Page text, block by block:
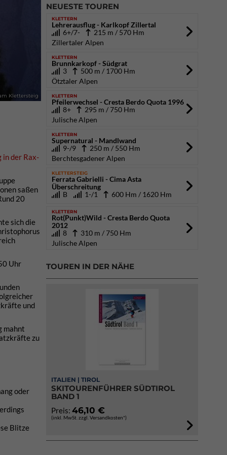
Klettersteig
in der Rax-
saßen
20
sich die
Uhr
und
mahnt
zu
oder
Blitze
NEUESTE TOUREN
KLETTERN
Lehrerausflug - Karlkopf Zillertal
6+/7-
215 m / 570 Hm
Zillertaler Alpen
KLETTERN
Brunnkarkopf - Südgrat
3
500 m / 1700 Hm
Ötztaler Alpen
KLETTERN
Pfeilerwechsel - Cresta Berdo Quota 1996
8+
295 m / 750 Hm
Julische Alpen
KLETTERN
Supernatural - Mandlwand
9-/9
250 m / 550 Hm
Berchtesgadener Alpen
KLETTERSTEIG
Ferrata Gabrielli - Cima Asta
Überschreitung
B
1-/1 600 Hm / 1620 Hm
KLETTERN
Rot(Punkt)Wild - Cresta Berdo Quota
2012
8
310 m / 750 Hm
Julische Alpen
TOUREN IN DER NÄHE
ITALIEN | TIROL
SKITOURENFÜHRER SÜDTIROL
BAND 1
Preis: 46,10 €
(inkl. MwSt. zzgl. Versandkosten*)